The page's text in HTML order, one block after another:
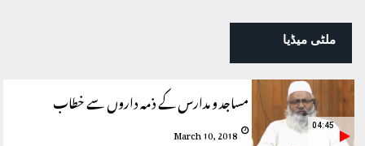
ملٹی میڈیا
مساجد و مدارس کے ذمہ داروں سے خطاب
March 10, 2018 04:45